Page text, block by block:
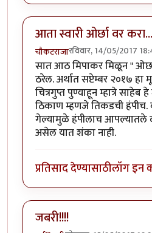
आता स्वारी ओर्छा वर
चौकटराजारविवार, 14/05/2017
सात आठ मिपाकर मिळून "
ठरेल. अर्थात सप्टेम्बर २०१७ हा
चित्रगुप्त पुण्याहून म्हात्रे
ठिकाण म्हणजे तिकडची हंपीच.
गेल्यामुळे हंपीलाच
असेल यात शंका नाही.
प्रतिसाद देण्यासाठीलॉग इन
जबरी!!!!